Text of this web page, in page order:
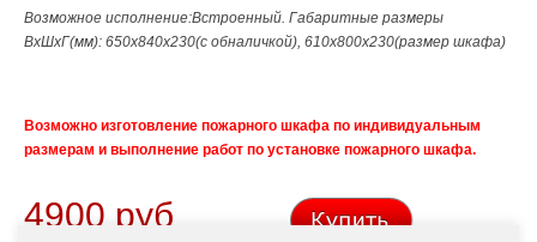
Возможное исполнение:Встроенный. Габаритные размеры
ВхШхГ(мм): 650х840х230(с обналичкой), 610х800х230(размер шкафа)
Возможно изготовление пожарного шкафа по индивидуальным
размерам и выполнение работ по установке пожарного шкафа.
4900 руб